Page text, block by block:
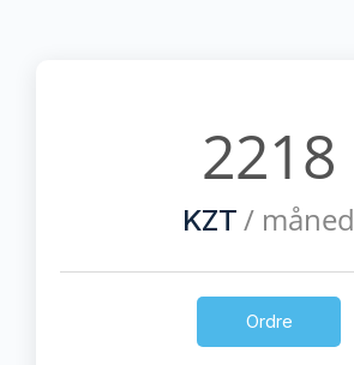
2218
KZT / måned
Ordre